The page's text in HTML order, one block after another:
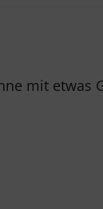
mit etwas